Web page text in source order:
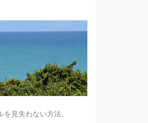
見失わない方法。